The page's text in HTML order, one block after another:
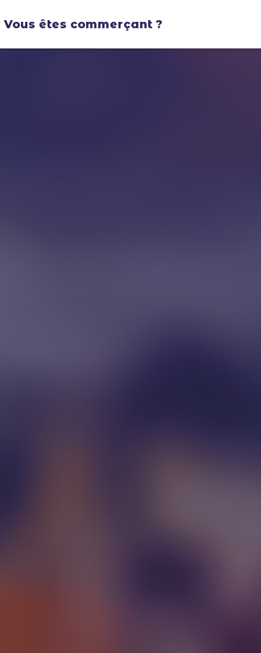
Vous êtes commerçant ?